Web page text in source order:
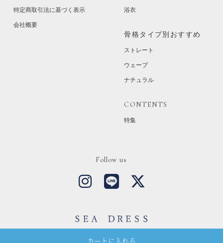
カートに入れる
特定商取引法に基づく表示
会社概要
浴衣
骨格タイプ別おすすめ
ストレート
ウェーブ
ナチュラル
CONTENTS
特集
Follow us
Copyright © SEA DRESS All Rights Reserved.